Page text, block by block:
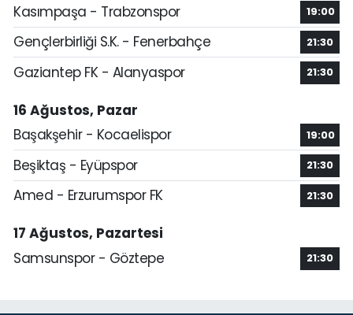
Kasımpaşa - Trabzonspor 19:00
Gençlerbirliği S.K. - Fenerbahçe 21:30
Gaziantep FK - Alanyaspor 21:30
16 Ağustos, Pazar
Başakşehir - Kocaelispor
19:00
Beşiktaş - Eyüpspor 21:30
Amed - Erzurumspor FK 21:30
17 Ağustos, Pazartesi
Samsunspor - Göztepe
21:30